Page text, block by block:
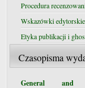
Procedura
Wskazówki edytorskie
Etyka publikacji i
Czasopisma
General and